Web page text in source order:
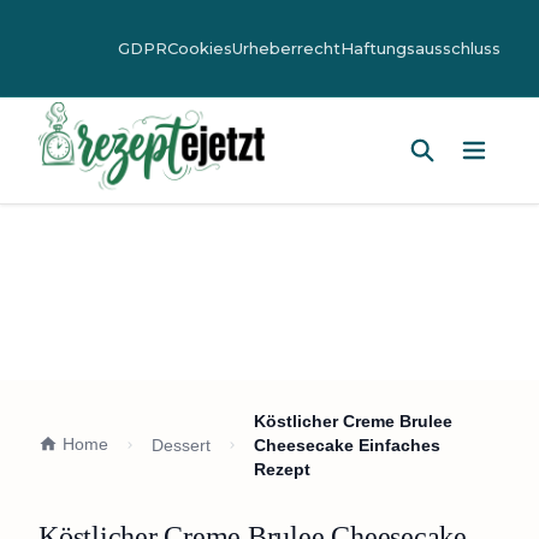
GDPRCookiesUrheberrechtHaftungsausschluss
Home Dessert
Köstlicher Creme Brulee
Cheesecake Einfaches
Rezept